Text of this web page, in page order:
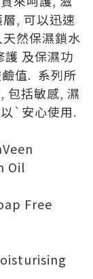
, 可以迅速
然保濕鎖水
護 及保濕功
值. 系列所
, 包括敏感, 濕
` 安心使用.
Oil
Free